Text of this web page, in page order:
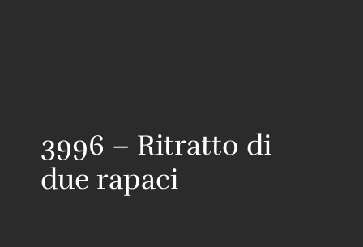
3996 – Ritratto di
due rapaci